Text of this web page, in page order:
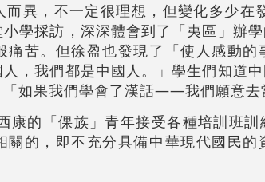
異，不一定很理想，但變化多少在
學採訪，深深體會到了「夷區」辦
痛苦。但徐盈也發現了「使人感動
，我們都是中國人。」學生們知道
如果我們學會了漢話——我們願意去
康的「倮族」青年接受各種培訓班
關的，即不充分具備中華現代國民